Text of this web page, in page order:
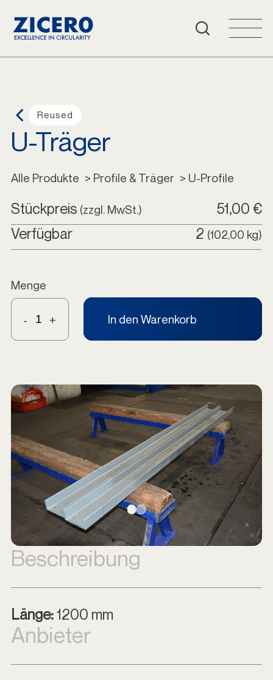
Alle Produkte
Deutsch
Reused
U-Träger
Alle Produkte > Profile & Träger > U-Profile
Stückpreis (zzgl. MwSt.)
51,00 €
Verfügbar
2 (102,00 kg)
Menge
- + In den Warenkorb
Beschreibung
Länge:1200 mm
Anbieter